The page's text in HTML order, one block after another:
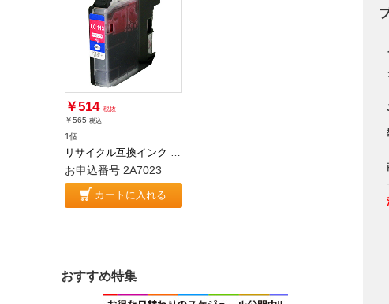
￥514 税抜
￥565 税込
1個
リサイクル互換インク エコパックLC113Ｍ LC113シリーズ 対応インク マゼンタ
お申込番号 2A7023
カートに入れる
おすすめ特集